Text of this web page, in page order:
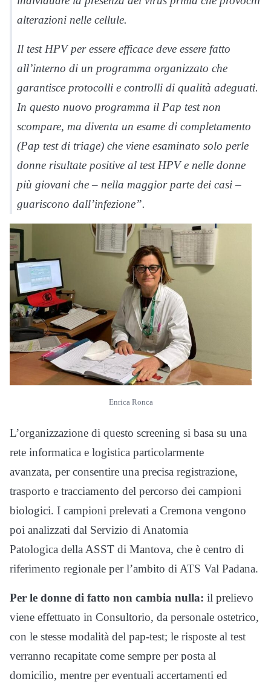
alterazioni nelle cellule.
Il test HPV per essere efficace deve essere fatto
all’interno di un programma organizzato che
garantisce protocolli e controlli di qualità adeguati.
In questo nuovo programma il Pap test non
scompare, ma diventa un esame di completamento
(Pap test di triage) che viene esaminato solo perle
donne risultate positive al test HPV e nelle donne
più giovani che – nella maggior parte dei casi –
guariscono dall’infezione”.
Enrica Ronca
L’organizzazione di questo screening si basa su una
rete informatica e logistica particolarmente
avanzata, per consentire una precisa registrazione,
trasporto e tracciamento del percorso dei campioni
biologici. I campioni prelevati a Cremona vengono
poi analizzati dal Servizio di Anatomia
Patologica della ASST di Mantova, che è centro di
riferimento regionale per l’ambito di ATS Val Padana.
Per le donne di fatto non cambia nulla: il prelievo
viene effettuato in Consultorio, da personale ostetrico,
con le stesse modalità del pap-test; le risposte al test
verranno recapitate come sempre per posta al
domicilio, mentre per eventuali accertamenti ed